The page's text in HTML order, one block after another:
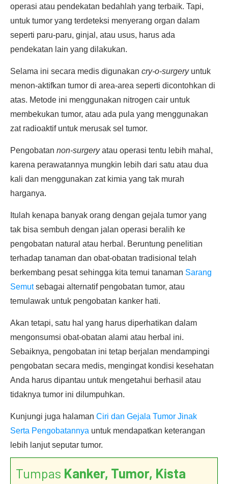
operasi atau pendekatan bedahlah yang terbaik. Tapi,
untuk tumor yang terdeteksi menyerang organ dalam
seperti paru-paru, ginjal, atau usus, harus ada
pendekatan lain yang dilakukan.
Selama ini secara medis digunakan cry-o-surgeryuntuk
menon-aktifkan tumor di area-area seperti dicontohkan di
atas. Metode ini menggunakan nitrogen cair untuk
membekukan tumor, atau ada pula yang menggunakan
zat radioaktif untuk merusak sel tumor.
Pengobatan non-surgeryatau operasi tentu lebih mahal,
karena perawatannya mungkin lebih dari satu atau dua
kali dan menggunakan zat kimia yang tak murah
harganya.
Itulah kenapa banyak orang dengan gejala tumor yang
tak bisa sembuh dengan jalan operasi beralih ke
pengobatan natural atau herbal. Beruntung penelitian
terhadap tanaman dan obat-obatan tradisional telah
berkembang pesat sehingga kita temui tanaman Sarang
Semutsebagai alternatif pengobatan tumor, atau
temulawak untuk pengobatan kanker hati.
Akan tetapi, satu hal yang harus diperhatikan dalam
mengonsumsi obat-obatan alami atau herbal ini.
Sebaiknya, pengobatan ini tetap berjalan mendampingi
pengobatan secara medis, mengingat kondisi kesehatan
Anda harus dipantau untuk mengetahui berhasil atau
tidaknya tumor ini dilumpuhkan.
Kunjungi juga halaman Ciri dan Gejala Tumor Jinak
Serta Pengobatannya untuk mendapatkan keterangan
lebih lanjut seputar tumor.
Tumpas Kanker, Tumor, Kista